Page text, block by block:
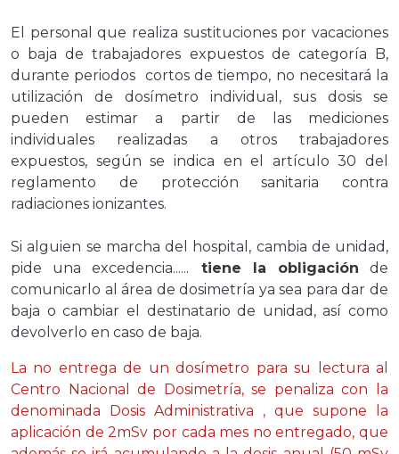
El personal que realiza sustituciones por vacaciones
o baja de trabajadores expuestos de categoría B,
durante periodos cortos de tiempo, no necesitará la
utilización de dosímetro individual, sus dosis se
pueden estimar a partir de las mediciones
individuales realizadas a otros trabajadores
expuestos, según se indica en el artículo 30 del
reglamento de protección sanitaria contra
radiaciones ionizantes.
Si alguien se marcha del hospital, cambia de unidad,
pide una excedencia...... tiene la obligación de
comunicarlo al área de dosimetría ya sea para dar de
baja o cambiar el destinatario de unidad, así como
devolverlo en caso de baja.
La no entrega de un dosímetro para su lectura al
Centro Nacional de Dosimetría, se penaliza con la
denominada Dosis Administrativa , que supone la
aplicación de 2mSv por cada mes no entregado, que